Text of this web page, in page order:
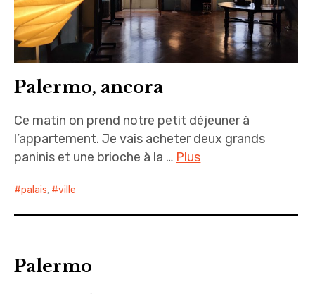
Palermo, ancora
Ce matin on prend notre petit déjeuner à
l’appartement. Je vais acheter deux grands
paninis et une brioche à la … Plus
palais, ville
Palermo